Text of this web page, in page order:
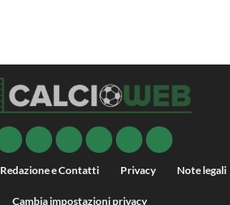
Redazione e Contatti Privacy Note legali
Cambia impostazioni privacy